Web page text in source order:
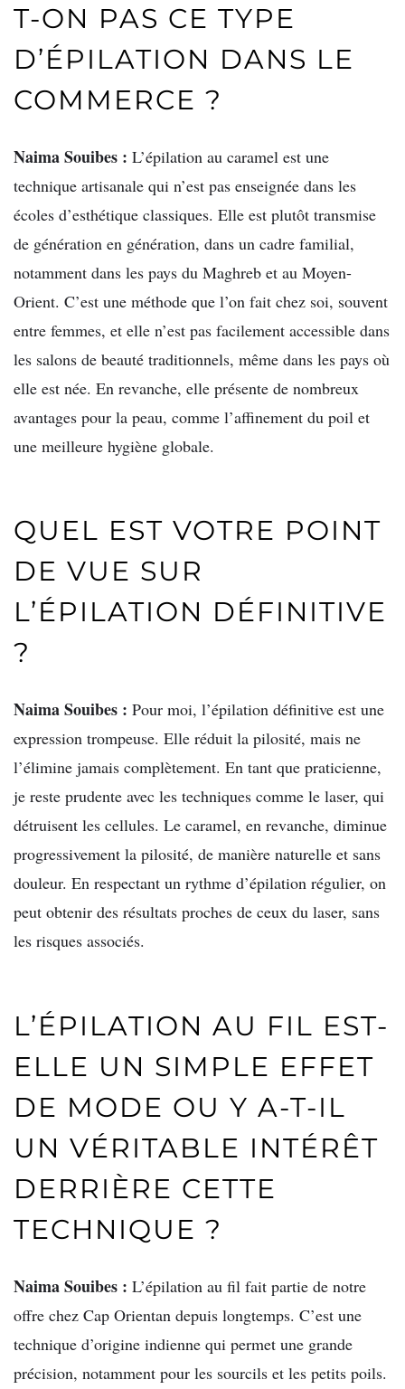
T-ON PAS CE TYPE
D’ÉPILATION DANS LE
COMMERCE ?
Naima Souibes : L’épilation au caramel est une
technique artisanale qui n’est pas enseignée dans les
écoles d’esthétique classiques. Elle est plutôt transmise
de génération en génération, dans un cadre familial,
notamment dans les pays du Maghreb et au Moyen-
Orient. C’est une méthode que l’on fait chez soi, souvent
entre femmes, et elle n’est pas facilement accessible dans
les salons de beauté traditionnels, même dans les pays où
elle est née. En revanche, elle présente de nombreux
avantages pour la peau, comme l’affinement du poil et
une meilleure hygiène globale.
QUEL EST VOTRE POINT
DE VUE SUR
L’ÉPILATION DÉFINITIVE
?
Naima Souibes : Pour moi, l’épilation définitive est une
expression trompeuse. Elle réduit la pilosité, mais ne
l’élimine jamais complètement. En tant que praticienne,
je reste prudente avec les techniques comme le laser, qui
détruisent les cellules. Le caramel, en revanche, diminue
progressivement la pilosité, de manière naturelle et sans
douleur. En respectant un rythme d’épilation régulier, on
peut obtenir des résultats proches de ceux du laser, sans
les risques associés.
L’ÉPILATION AU FIL EST-
ELLE UN SIMPLE EFFET
DE MODE OU Y A-T-IL
UN VÉRITABLE INTÉRÊT
DERRIÈRE CETTE
TECHNIQUE ?
Naima Souibes : L’épilation au fil fait partie de notre
offre chez Cap Orientan depuis longtemps. C’est une
technique d’origine indienne qui permet une grande
précision, notamment pour les sourcils et les petits poils.